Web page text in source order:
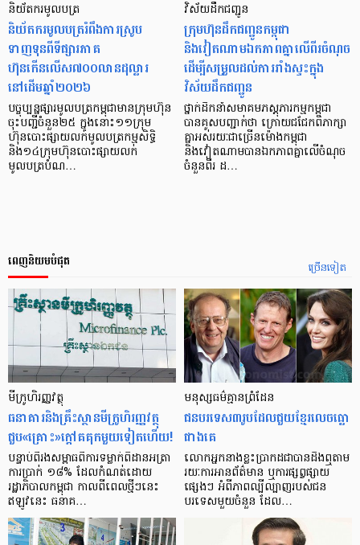
និយ័តករមូលបត្រ
និយ័តករមូលបត្ររំពឹងការស្រូប
ទាញទុនពីទីផ្សារភាគ
ហ៊ុនកើនលើស៧០០លានដុល្លារ
នៅដើមឆ្នាំ២០២៦
បច្ចុប្បន្នផ្សារមូលបត្រកម្ពុជាមានក្រុមហ៊ុន
ចុះបញ្ជីចំនួន២៥ ក្នុងនោះ១១ក្រុម
ហ៊ុនបោះផ្សាយលក់មូលបត្រកម្មសិទ្ធិ
និង១៤ក្រុមហ៊ុនបោះផ្សាយលក់
មូលបត្របំណ…
វិស័យដឹកជញ្ជូន
ក្រុមហ៊ុនដឹកជញ្ជូនកម្ពុជា
និងវៀតណាមឯកភាពគ្នាលើពីរចំណុច
ដើម្បីសម្រួលដល់ការរាំងស្ទះក្នុង
វិស័យដឹកជញ្ជូន
ថ្នាក់ដឹកនាំសមាគមភស្តុភារកម្មកម្ពុជា
បានគូសបញ្ជាក់ថា ក្រោយជជែកពិភាក្សា
គ្នាអស់រយៈជាច្រើនម៉ោងកម្ពុជា
និងវៀតណាមបានឯកភាពគ្នាលើចំណុច
ចំនួនពីរ ដ…
ច្រើនទៀត
ពេញនិយមបំផុត
មីក្រូ​ហិរញ្ញវត្ថុ
ធនាគារ​និង​គ្រឹះស្ថាន​មីក្រូ​ហិរញ្ញវត្ថុ​
ជួប«គ្រោះ»ក្តៅ​គគុក​មួយ​ទៀត​ហើយ!
បន្ទាប់​ពី​រង​សម្ពាធ​​ពី​ការ​ទម្លាក់​ពិដាន​អត្រា​
ការ​ប្រាក់ ១៨​% ដែល​កំណត់​ដោយ​
រដ្ឋាភិបាល​កម្ពុជា កាល​ពី​ពេល​ថ្មីៗ​នេះ
ឥឡូវ​នេះ ធនាគ…
មនុស្ស​ធម៌​គ្មាន​ព្រំដែន
ជន​បរទេស​៣​រូប​ដែល​ជួយ​ខ្មែរ​លេច​ធ្លោ​
ជាង​គេ
លោកអ្នក​នាង​ខ្លះ​ប្រាកដ​ជា​បាន​​ដឹង​ឮ​តាម​
រយៈ​ការ​អាន​ព័ត៌មាន ឬ​ការ​ផ្សព្វផ្សាយ​
ផ្សេងៗ អំពី​ភាព​ល្បីល្បាញ​របស់​ជន​
បរទេស​មួយ​ចំនួន ដែល…